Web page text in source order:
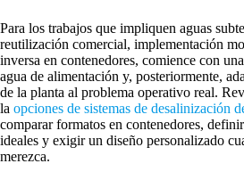
Para los trabajos que impliquen aguas
reutilización comercial, implementación
inversa en contenedores, comience con
agua de alimentación y, posteriormente,
de la planta al problema operativo real.
la opciones de sistemas de desalinización
comparar formatos en contenedores,
ideales y exigir un diseño personalizado
merezca.